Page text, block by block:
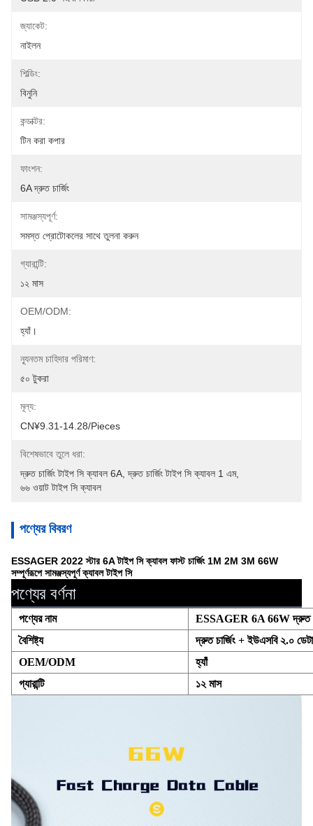
জ্যাকেট:
নাইলন
শিল্ডিং:
বিনুনি
কন্ডাক্টর:
টিন করা কপার
ফাংশন:
6A দ্রুত চার্জিং
সামঞ্জস্যপূর্ণ:
সমস্ত প্রোটোকলের সাথে তুলনা করুন
গ্যারান্টি:
১২ মাস
OEM/ODM:
হ্যাঁ।
ন্যূনতম চাহিদার পরিমাণ:
৫০ টুকরা
মূল্য:
CN¥9.31-14.28/pieces
বিশেষভাবে তুলে ধরা:
দ্রুত চার্জিং টাইপ সি ক্যাবল 6A , দ্রুত চার্জিং টাইপ সি ক্যাবল 1 এম,
৬৬ ওয়াট টাইপ সি ক্যাবল
পণ্যের বিবরণ
ESSAGER 2022 স্টার 6A টাইপ সি ক্যাবল ফাস্ট চার্জিং 1M 2M 3M 66W
সম্পূর্ণরূপে সামঞ্জস্যপূর্ণ ক্যাবল টাইপ সি
পণ্যের বর্ণনা
পণ্যের নাম
ESSAGER 6A 66W দ্রুত
বৈশিষ্ট্য
দ্রুত চার্জিং + ইউএসবি ২.০ ডেটা
OEM/ODM
হ্যাঁ
গ্যারান্টি
১২ মাস